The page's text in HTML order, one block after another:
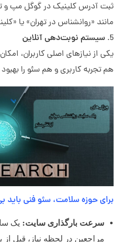
ثبت آدرس کلینیک در گوگل مپ و
مانند «روانشناس در تهران» یا
سیستم نوبت‌دهی آنلاین
یکی از نیازهای اصلی کاربران،
هم تجربه کاربری و هم سئو را
برای حوزه سلامت، سئو فنی
سرعت بارگذاری سایت: یک
مراجعین در لحظه نیاز، قبل از